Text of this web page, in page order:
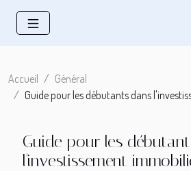
Accueil
Général
Guide pour les débutants dans
Guide pour les
l'investissement